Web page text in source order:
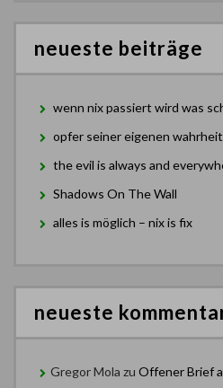
neueste beiträge
wenn nix passiert wird was
opfer seiner eigenen wahrheit
the evil is always and
Shadows On The Wall
alles is möglich – nix is fix
neueste
Gregor Mola zu Offener Brief